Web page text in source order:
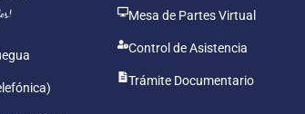
Mesa de Partes Virtual
Control de Asistencia
Trámite Documentario